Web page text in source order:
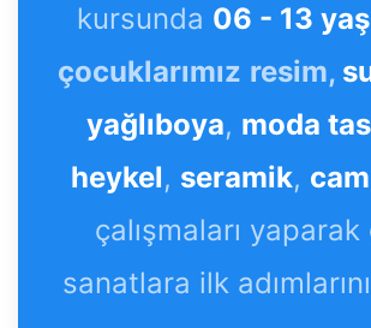
kursunda 06 - 13 yaş
çocuklarımız resim,
yağlıboya, moda
heykel, seramik,
çalışmaları
sanatlara ilk